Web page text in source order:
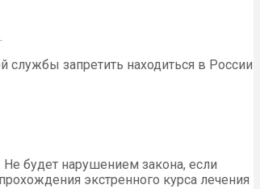
запретить находиться в России
будет нарушением закона, если
экстренного курса лечения